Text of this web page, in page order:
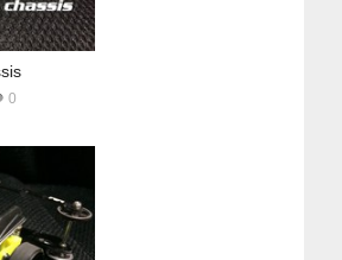
0